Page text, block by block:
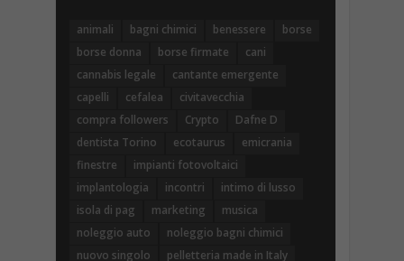
animali bagni chimici benessere
borse
borse donna
borse firmate
cani
cannabis legale
cantante emergente
capelli
cefalea
civitavecchia
compra followers
Crypto
Dafne D
dentista Torino
ecotaurus
emicrania
finestre
impianti fotovoltaici
implantologia
incontri
intimo di lusso
isola di pag
marketing
musica
noleggio auto
noleggio bagni chimici
nuovo singolo
pelletteria made in Italy